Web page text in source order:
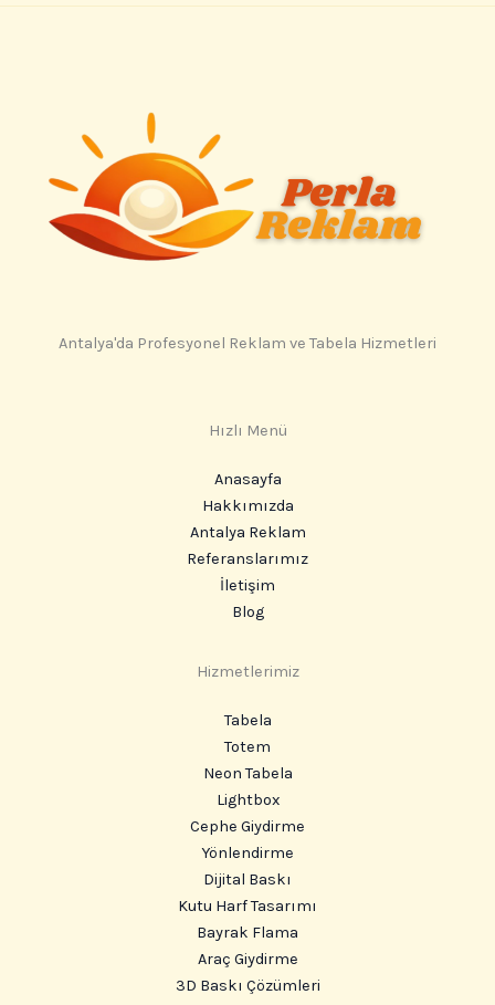
Antalya'da Profesyonel Reklam ve Tabela Hizmetleri
Hızlı Menü
Anasayfa
Hakkımızda
Antalya Reklam
Referanslarımız
İletişim
Blog
Hizmetlerimiz
Tabela
Totem
Neon Tabela
Lightbox
Cephe Giydirme
Yönlendirme
Dijital Baskı
Kutu Harf Tasarımı
Bayrak Flama
Araç Giydirme
3D Baskı Çözümleri